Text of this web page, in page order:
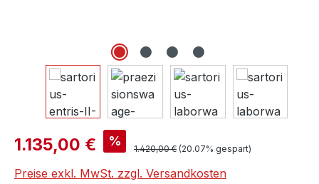
Verkaufspreis:
1.135,00 € % Regulärer Preis:
1.420,00 € (20.07% gespart)
Preise exkl. MwSt. zzgl. Versandkosten